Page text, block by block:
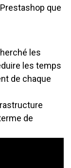
que
les
les temps
de chaque
de